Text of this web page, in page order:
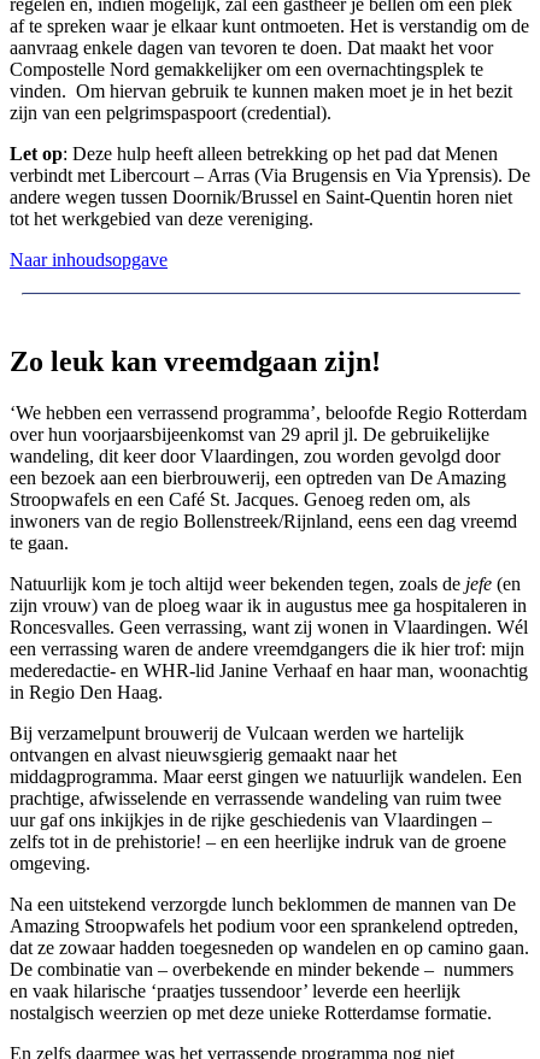
af te spreken waar je elkaar kunt ontmoeten. Het is verstandig om de
aanvraag enkele dagen van tevoren te doen. Dat maakt het voor
Compostelle Nord gemakkelijker om een overnachtingsplek te
vinden. Om hiervan gebruik te kunnen maken moet je in het bezit
zijn van een pelgrimspaspoort (credential).
Let op: Deze hulp heeft alleen betrekking op het pad dat Menen
verbindt met Libercourt – Arras (Via Brugensis en Via Yprensis). De
andere wegen tussen Doornik/Brussel en Saint-Quentin horen niet
tot het werkgebied van deze vereniging.
Naar inhoudsopgave
Zo leuk kan vreemdgaan zijn!
‘We hebben een verrassend programma’, beloofde Regio Rotterdam
over hun voorjaarsbijeenkomst van 29 april jl. De gebruikelijke
wandeling, dit keer door Vlaardingen, zou worden gevolgd door
een bezoek aan een bierbrouwerij, een optreden van De Amazing
Stroopwafels en een Café St. Jacques. Genoeg reden om, als
inwoners van de regio Bollenstreek/Rijnland, eens een dag vreemd
te gaan.
Natuurlijk kom je toch altijd weer bekenden tegen, zoals de jefe (en
zijn vrouw) van de ploeg waar ik in augustus mee ga hospitaleren in
Roncesvalles. Geen verrassing, want zij wonen in Vlaardingen. Wél
een verrassing waren de andere vreemdgangers die ik hier trof: mijn
mederedactie- en WHR-lid Janine Verhaaf en haar man, woonachtig
in Regio Den Haag.
Bij verzamelpunt brouwerij de Vulcaan werden we hartelijk
ontvangen en alvast nieuwsgierig gemaakt naar het
middagprogramma. Maar eerst gingen we natuurlijk wandelen. Een
prachtige, afwisselende en verrassende wandeling van ruim twee
uur gaf ons inkijkjes in de rijke geschiedenis van Vlaardingen –
zelfs tot in de prehistorie! – en een heerlijke indruk van de groene
omgeving.
Na een uitstekend verzorgde lunch beklommen de mannen van De
Amazing Stroopwafels het podium voor een sprankelend optreden,
dat ze zowaar hadden toegesneden op wandelen en op camino gaan.
De combinatie van – overbekende en minder bekende – nummers
en vaak hilarische ‘praatjes tussendoor’ leverde een heerlijk
nostalgisch weerzien op met deze unieke Rotterdamse formatie.
En zelfs daarmee was het verrassende programma nog niet